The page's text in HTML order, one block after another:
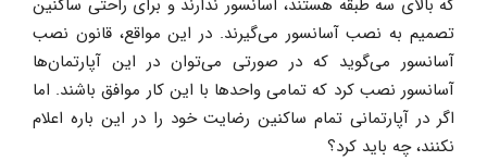
که بالای سه طبقه هستند، آسانسور ندارند و برای راحتی ساکنین
تصمیم به نصب آسانسور می‌گیرند. در این مواقع، قانون نصب
آسانسور می‌گوید که در صورتی می‌توان در این آپارتمان‌ها
آسانسور نصب کرد که تمامی واحدها با این کار موافق باشند. اما
اگر در آپارتمانی تمام ساکنین رضایت خود را در این باره اعلام
نکنند، چه باید کرد؟